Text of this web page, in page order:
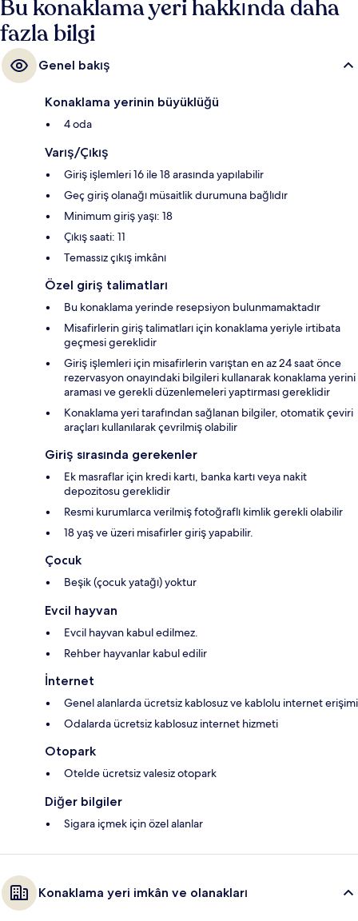
Bu konaklama yeri hakkında daha
fazla bilgi
Genel bakış
Konaklama yerinin büyüklüğü
4 oda
Varış/Çıkış
Giriş işlemleri 16 ile 18 arasında yapılabilir
Geç giriş olanağı müsaitlik durumuna bağlıdır
Minimum giriş yaşı: 18
Çıkış saati: 11
Temassız çıkış imkânı
Özel giriş talimatları
Bu konaklama yerinde resepsiyon bulunmamaktadır
Misafirlerin giriş talimatları için konaklama yeriyle irtibata
geçmesi gereklidir
Giriş işlemleri için misafirlerin varıştan en az 24 saat önce
rezervasyon onayındaki bilgileri kullanarak konaklama yerini
araması ve gerekli düzenlemeleri yaptırması gereklidir
Konaklama yeri tarafından sağlanan bilgiler, otomatik çeviri
araçları kullanılarak çevrilmiş olabilir
Giriş sırasında gerekenler
Ek masraflar için kredi kartı, banka kartı veya nakit
depozitosu gereklidir
Resmi kurumlarca verilmiş fotoğraflı kimlik gerekli olabilir
18 yaş ve üzeri misafirler giriş yapabilir.
Çocuk
Beşik (çocuk yatağı) yoktur
Evcil hayvan
Evcil hayvan kabul edilmez.
Rehber hayvanlar kabul edilir
İnternet
Genel alanlarda ücretsiz kablosuz ve kablolu internet erişimi
Odalarda ücretsiz kablosuz internet hizmeti
Otopark
Otelde ücretsiz valesiz otopark
Diğer bilgiler
Sigara içmek için özel alanlar
Konaklama yeri imkân ve olanakları